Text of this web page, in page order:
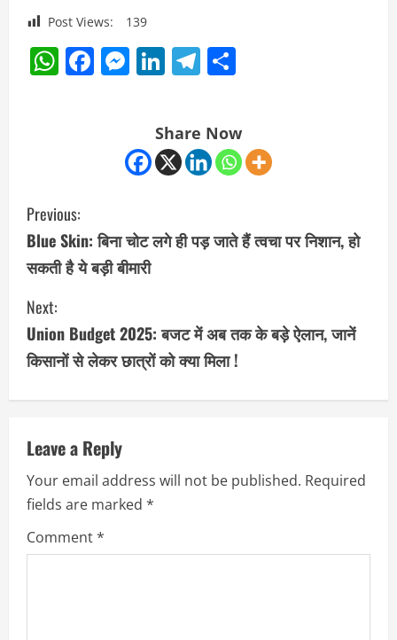
Post Views: 139
WhatsApp
Facebook
Messenger
LinkedIn
Telegram
Share Now
C
o
n
t
i
n
e
R
e
Previous:
Blue Skin: बिना चोट लगे ही पड़ जाते हैं त्वचा पर निशान, हो
सकती है ये बड़ी बीमारी
Next:
Union Budget 2025: बजट में अब तक के बड़े ऐलान, जानें
किसानों से लेकर छात्रों को क्या मिला !
Leave a Reply
Your email address will not be published. Required
fields are marked *
Comment*